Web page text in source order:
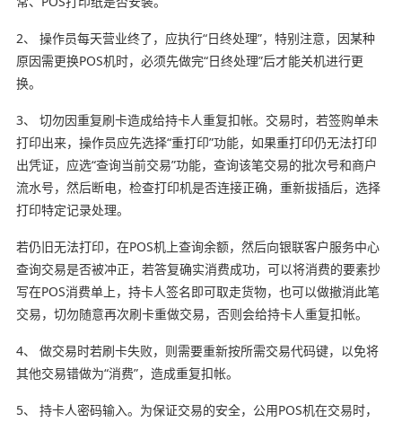
2、 操作员每天营业终了，应执行“日终处理”，特别注意，因某种
原因需更换POS机时，必须先做完“日终处理”后才能关机进行更
换。
3、 切勿因重复刷卡造成给持卡人重复扣帐。交易时，若签购单未
打印出来，操作员应先选择“重打印”功能，如果重打印仍无法打印
出凭证，应选“查询当前交易”功能，查询该笔交易的批次号和商户
流水号，然后断电，检查打印机是否连接正确，重新拔插后，选择
打印特定记录处理。
若仍旧无法打印，在POS机上查询余额，然后向银联客户服务中心
查询交易是否被冲正，若答复确实消费成功，可以将消费的要素抄
写在POS消费单上，持卡人签名即可取走货物，也可以做撤消此笔
交易，切勿随意再次刷卡重做交易，否则会给持卡人重复扣帐。
4、 做交易时若刷卡失败，则需要重新按所需交易代码键，以免将
其他交易错做为“消费”，造成重复扣帐。
5、 持卡人密码输入。为保证交易的安全，公用POS机在交易时，